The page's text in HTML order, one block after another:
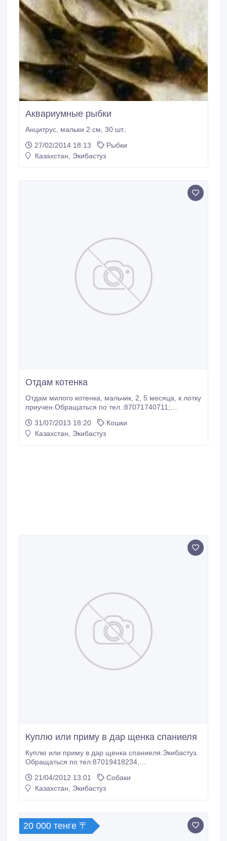
Аквариумные рыбки
Анцитрус, мальки 2 см, 30 шт..
27/02/2014 18:13
Рыбки
Казахстан, Экибастуз
Отдам котенка
Отдам милого котенка, мальчик, 2, 5 месяца, к лотку
приучен.Обращаться по тел.:87071740711;
31/07/2013 18:20
Кошки
Казахстан, Экибастуз
Куплю или приму в дар щенка спаниеля
Куплю или приму в дар щенка спаниеля.Экибастуз.
Обращаться по тел:87019418234,
21/04/2012 13:01
Собаки
Казахстан, Экибастуз
20 000 тенге 〒